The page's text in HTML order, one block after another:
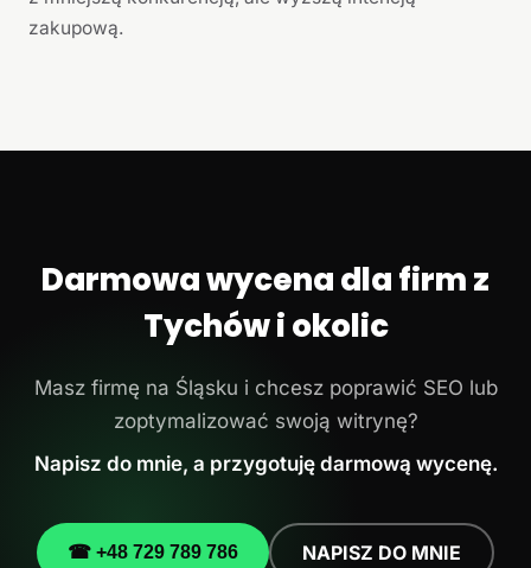
zakupową.
Darmowa wycena dla firm z
Tychów i okolic
Masz firmę na Śląsku i chcesz poprawić SEO lub
zoptymalizować swoją witrynę?
Napisz do mnie, a przygotuję darmową wycenę.
☎ +48 729 789 786 NAPISZ DO MNIE